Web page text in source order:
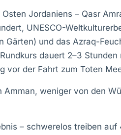
Jordaniens – Qasr
UNESCO-
Gärten) und das Azraq-
dauert 2–3
vor der Fahrt zum Toten
Amman, weniger von den
– schwerelos treiben